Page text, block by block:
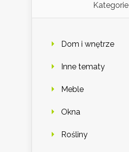
Kategorie
Dom i wnętrze
Inne tematy
Meble
Okna
Rośliny